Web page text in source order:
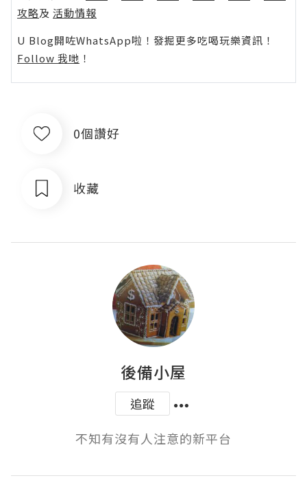
攻略及 活動情報
U Blog開咗WhatsApp啦！發掘更多吃喝玩樂資訊！
Follow 我哋 ！
0個讚好
收藏
後備小屋
追蹤
不知有沒有人注意的新平台